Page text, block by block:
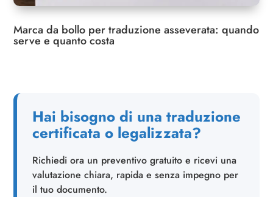
Marca da bollo per traduzione asseverata: quando
serve e quanto costa
Hai bisogno di una traduzione
certificata o legalizzata?
Richiedi ora un preventivo gratuito e ricevi una
valutazione chiara, rapida e senza impegno per
il tuo documento.